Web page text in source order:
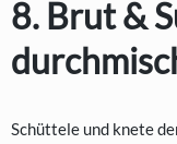
8. Brut &
Schüttele und knete